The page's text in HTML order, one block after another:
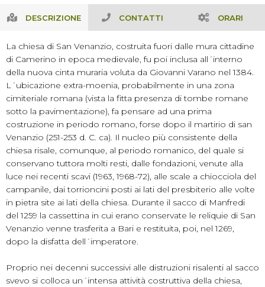
DESCRIZIONE CONTATTI ORARI
La chiesa di San Venanzio, costruita fuori dalle mura cittadine
di Camerino in epoca medievale, fu poi inclusa all´interno
della nuova cinta muraria voluta da Giovanni Varano nel 1384.
L´ubicazione extra-moenia, probabilmente in una zona
cimiteriale romana (vista la fitta presenza di tombe romane
sotto la pavimentazione), fa pensare ad una prima
costruzione in periodo romano, forse dopo il martirio di san
Venanzio (251-253 d. C. ca). Il nucleo più consistente della
chiesa risale, comunque, al periodo romanico, del quale si
conservano tuttora molti resti, dalle fondazioni, venute alla
luce nei recenti scavi (1963, 1968-72), alle scale a chiocciola del
campanile, dai torrioncini posti ai lati del presbiterio alle volte
in pietra site ai lati della chiesa. Durante il sacco di Manfredi
del 1259 la cassettina in cui erano conservate le reliquie di San
Venanzio venne trasferita a Bari e restituita, poi, nel 1269,
dopo la disfatta dell´imperatore.
Proprio nei decenni successivi alle distruzioni risalenti al sacco
svevo si colloca un´intensa attività costruttiva della chiesa,